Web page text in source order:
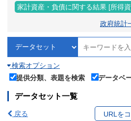
家計資産・負債に関する結果 [所得
政府統計
検索オプション
提供分類、表題を検索
データベ
データセット一覧
戻る URLを